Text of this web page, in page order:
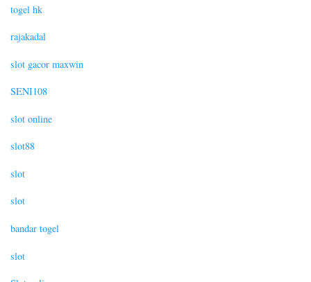
togel hk
rajakadal
slot gacor maxwin
SENI108
slot online
slot88
slot
slot
bandar togel
slot